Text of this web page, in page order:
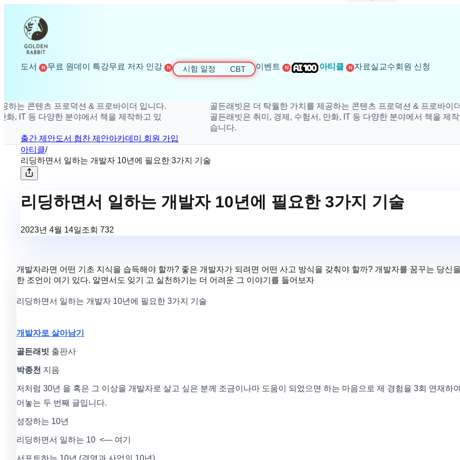
도서 N 무료 원데이 특강무료 저자 인강 N 시험 일정 CBT 이벤트 N 아티클 N 자료실 교수회원 신청
텐츠 프로덕션 & 프로바이더 입니다.
다양한 분야에서 책을 제작하고 있
골든래빗은 더 탁월한 가치를 제공하는 콘텐츠 프로덕션 & 프로바이더 입니
골든래빗은 취미, 경제, 수험서, 만화, IT 등 다양한 분야에서 책을 제작하고
습니다.
출간 제안도서 협찬 제안아카데미 회원 가입
아티클/
리딩하면서 일하는 개발자 10년에 필요한 3가지 기술
리딩하면서 일하는 개발자 10년에 필요한 3가지 기술
2023년 4월 14일조회 732
개발자라면 어떤 기초 지식을 습득해야 할까? 좋은 개발자가 되려면 어떤 사고 방식을 갖춰야 할까? 개발자를 꿈꾸는 당신
한 조언이 여기 있다. 알면서도 잊기 고 실천하기는 더 어려운 그 이야기를 들어보자
리딩하면서 일하는 개발자 10년에 필요한 3가지 기술
개발자로 살아남기
골든래빗 출판사
박종천 지음
저처럼 30년 을 혹은 그 이상을 개발자로 살고 싶은 분께 조금이나마 도움이 되었으면 하는 마음으로 제 경험을 3회 연재하
어놓는 두 번째 글입니다.
성장하는 10년
리딩하면서 일하는 10 <— 여기